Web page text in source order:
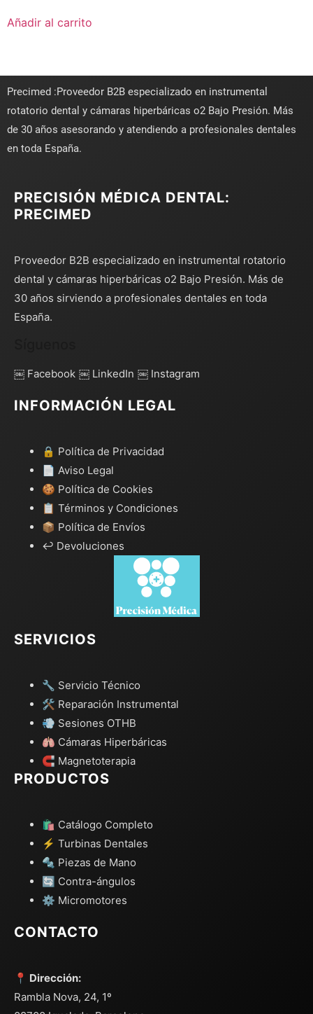
Añadir al carrito
Precimed :Proveedor B2B especializado en instrumental
rotatorio dental y cámaras hiperbáricas o2 Bajo Presión. Más
de 30 años asesorando y atendiendo a profesionales dentales
en toda España.
PRECISIÓN MÉDICA DENTAL:
PRECIMED
Proveedor B2B especializado en instrumental rotatorio
dental y cámaras hiperbáricas o2 Bajo Presión. Más de
30 años sirviendo a profesionales dentales en toda
España.
￼ Facebook ￼ LinkedIn ￼ Instagram
INFORMACIÓN LEGAL
🔒 Política de Privacidad
📄 Aviso Legal
🍪 Política de Cookies
📋 Términos y Condiciones
📦 Política de Envíos
↩️ Devoluciones
SERVICIOS
🔧 Servicio Técnico
🛠️ Reparación Instrumental
💨 Sesiones OTHB
🫁 Cámaras Hiperbáricas
🧲 Magnetoterapia
PRODUCTOS
🛍️ Catálogo Completo
⚡ Turbinas Dentales
🔩 Piezas de Mano
🔄 Contra-ángulos
⚙️ Micromotores
CONTACTO
📍 Dirección:
Rambla Nova, 24, 1º